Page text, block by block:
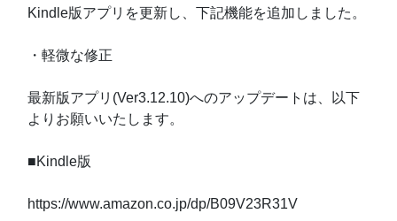
Kindle版アプリを更新し、下記機能を追加しました。
・軽微な修正
最新版アプリ(Ver3.12.10)へのアップデートは、以下
よりお願いいたします。
■Kindle版
https://www.amazon.co.jp/dp/B09V23R31V